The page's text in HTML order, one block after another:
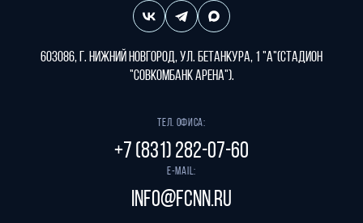
603086, г. Нижний Новгород, ул. Бетанкура, 1 "А"(стадион
"СОВКОМБАНК АРЕНА").
Тел. офиса:
+7 (831) 282-07-60
E-mail:
info@fcnn.ru